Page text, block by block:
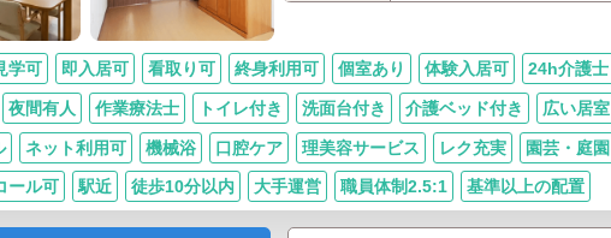
学可 即入居可 看取り可 終身利用可 個室あり 体験入居可 24h介護士
夜間有人 作業療法士 トイレ付き 洗面台付き 介護ベッド付き 広い居室
ネット利用可 機械浴 口腔ケア 理美容サービス レク充実 園芸・庭園
ール可 駅近 徒歩10分以内 大手運営 職員体制2.5:1 基準以上の配置